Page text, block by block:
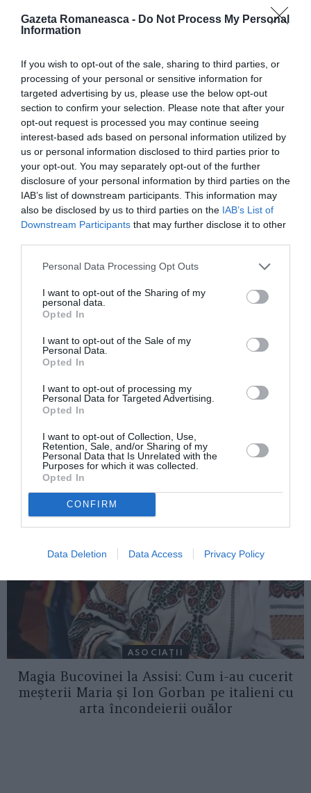
Gazeta Romaneasca - Do Not Process My Personal
Information
If you wish to opt-out of the sale, sharing to third parties, or
processing of your personal or sensitive information for
targeted advertising by us, please use the below opt-out
section to confirm your selection. Please note that after your
opt-out request is processed you may continue seeing
interest-based ads based on personal information utilized by
us or personal information disclosed to third parties prior to
your opt-out. You may separately opt-out of the further
disclosure of your personal information by third parties on the
IAB’s list of downstream participants. This information may
also be disclosed by us to third parties on the IAB’s List of
Downstream Participants that may further disclose it to other
Personal Data Processing Opt Outs
I want to opt-out of the Sharing of my
personal data.
Opted In
I want to opt-out of the Sale of my
Personal Data.
Opted In
I want to opt-out of processing my
Personal Data for Targeted Advertising.
Opted In
I want to opt-out of Collection, Use,
Retention, Sale, and/or Sharing of my
Personal Data that Is Unrelated with the
Purposes for which it was collected.
Opted In
CONFIRM
Data Deletion Data Access Privacy Policy
more
Articolul anterior
Operațiunea ”Boschetari“: români exploatați
de alți români, muncă gratis și violențe, 5
arestări
Următorul articol
Ispica, au furat sute de kg de lămâi, trei
români arestați
AȚI PUTEA DORI DE
ASEMENEA
Pași importanți pentru colaborarea medicală
româno-italiană
ASOCIAŢII
Magia Bucovinei la Assisi: Cum i-au cucerit
meșterii Maria și Ion Gorban pe italieni cu
arta încondeierii ouălor